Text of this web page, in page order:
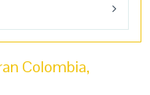
Colombia,